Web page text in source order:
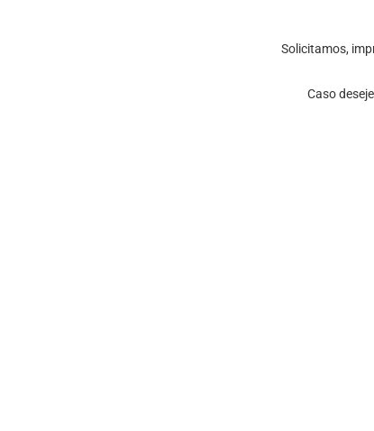
Solicitamos,
Caso